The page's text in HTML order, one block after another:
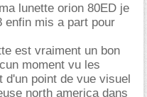
lunette orion 80ED je
enfin mis a part pour
est vraiment un bon
moment vu les
d'un point de vue visuel
north america dans